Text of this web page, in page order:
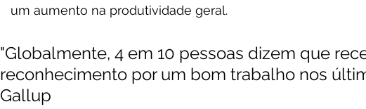
um aumento na produtividade geral.
"Globalmente, 4 em 10 pessoas dizem que
reconhecimento por um bom trabalho nos
Gallup